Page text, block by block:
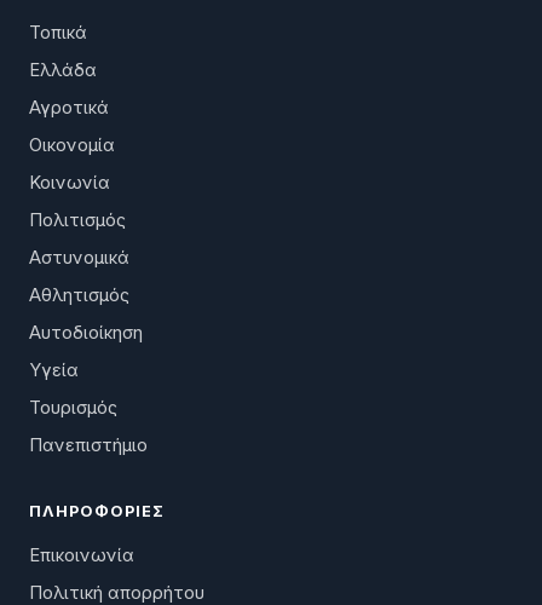
Τοπικά
Ελλάδα
Αγροτικά
Οικονομία
Κοινωνία
Πολιτισμός
Αστυνομικά
Αθλητισμός
Αυτοδιοίκηση
Υγεία
Τουρισμός
Πανεπιστήμιο
ΠΛΗΡΟΦΟΡΊΕΣ
Επικοινωνία
Πολιτική απορρήτου